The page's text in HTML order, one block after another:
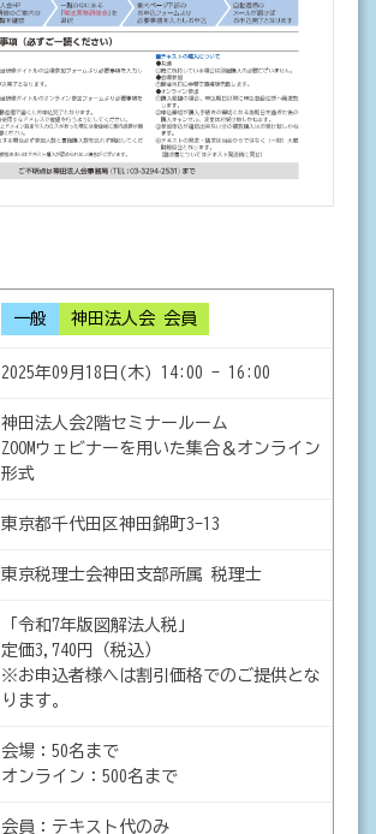
一般 神田法人会 会員
2025年09月18日(木) 14:00 - 16:00
神田法人会2階セミナールーム
ZOOMウェビナーを用いた集合＆オンライン
形式
東京都千代田区神田錦町3-13
東京税理士会神田支部所属 税理士
「令和7年版図解法人税」
定価3,740円（税込）
※お申込者様へは割引価格でのご提供とな
ります。
会場：50名まで
オンライン：500名まで
会員：テキスト代のみ